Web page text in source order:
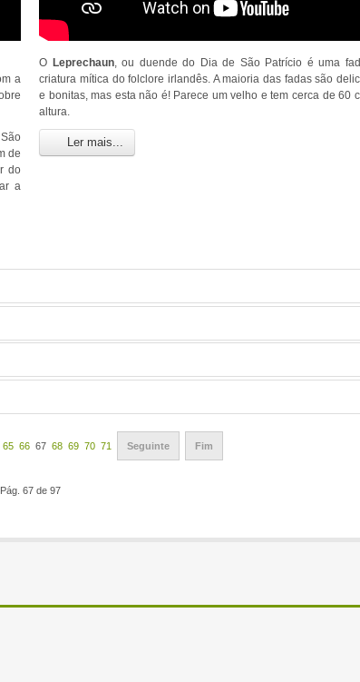
a
de
do
a
O Leprechaun, ou duende do Dia de São Patrício é uma
criatura mítica do folclore irlandês. A maioria das fadas são
e bonitas, mas esta não é! Parece um velho e tem cerca de 60
altura.
Ler mais...
65 66 67 68 69 70 71 Seguinte Fim
Pág. 67 de 97